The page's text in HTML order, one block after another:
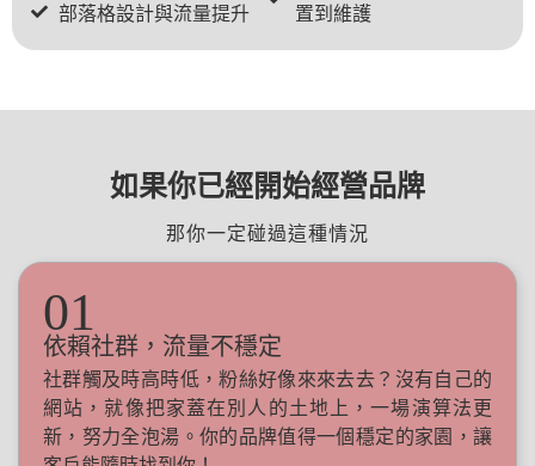
部落格設計與流量提升
置到維護
如果你已經開始經營品牌
那你一定碰過這種情況
01
依賴社群，流量不穩定
社群觸及時高時低，粉絲好像來來去去？沒有自己的
網站，就像把家蓋在別人的土地上，一場演算法更
新，努力全泡湯。你的品牌值得一個穩定的家園，讓